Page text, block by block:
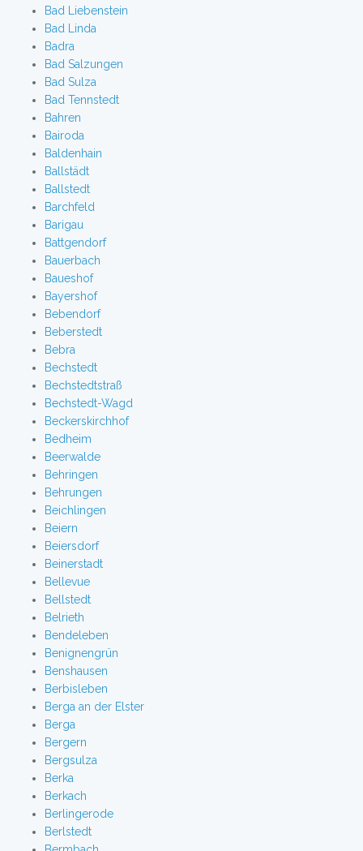
Bad Liebenstein
Bad Linda
Badra
Bad Salzungen
Bad Sulza
Bad Tennstedt
Bahren
Bairoda
Baldenhain
Ballstädt
Ballstedt
Barchfeld
Barigau
Battgendorf
Bauerbach
Baueshof
Bayershof
Bebendorf
Beberstedt
Bebra
Bechstedt
Bechstedtstraß
Bechstedt-Wagd
Beckerskirchhof
Bedheim
Beerwalde
Behringen
Behrungen
Beichlingen
Beiern
Beiersdorf
Beinerstadt
Bellevue
Bellstedt
Belrieth
Bendeleben
Benignengrün
Benshausen
Berbisleben
Berga an der Elster
Berga
Bergern
Bergsulza
Berka
Berkach
Berlingerode
Berlstedt